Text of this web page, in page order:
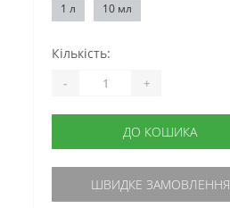
1 л 10 мл
Кількість:
- +
ДО КОШИКА
ШВИДКЕ ЗАМОВЛЕННЯ